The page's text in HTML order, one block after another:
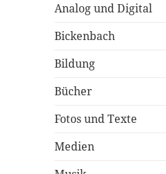
Analog und Digital
Bickenbach
Bildung
Bücher
Fotos und Texte
Medien